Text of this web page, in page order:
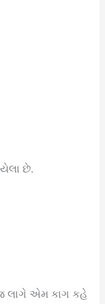
છે.
એમ કાગ કહે